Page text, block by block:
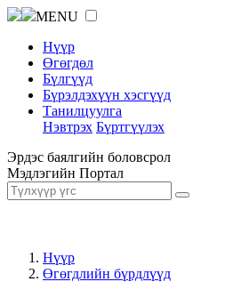
MENU
Нүүр
Өгөгдөл
Бүлгүүд
Бүрэлдэхүүн хэсгүүд
Танилцуулга
Нэвтрэх Бүртгүүлэх
Эрдэс баялгийн боловсрол
Мэдлэгийн Портал
Нүүр
Өгөгдлийн бүрдлүүд